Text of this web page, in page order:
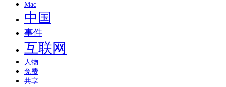
Mac
中国
事件
互联网
人物
免费
共享